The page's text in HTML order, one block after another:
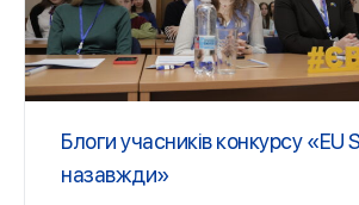
Блоги учасників конкурсу «EU
назавжди»